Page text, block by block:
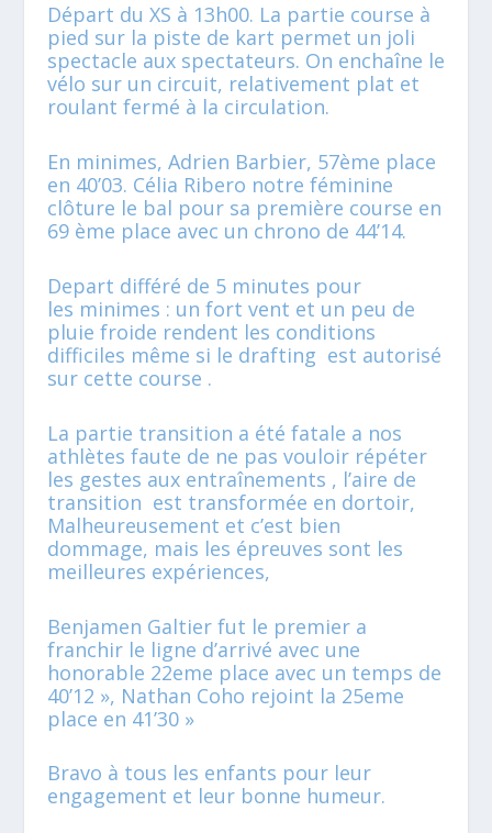
Départ du XS à 13h00. La partie course à
pied sur la piste de kart permet un joli
spectacle aux spectateurs. On enchaîne le
vélo sur un circuit, relativement plat et
roulant fermé à la circulation.
En minimes, Adrien Barbier, 57ème place
en 40’03. Célia Ribero notre féminine
clôture le bal pour sa première course en
69 ème place avec un chrono de 44’14.
Depart différé de 5 minutes pour
les minimes : un fort vent et un peu de
pluie froide rendent les conditions
difficiles même si le drafting est autorisé
sur cette course .
La partie transition a été fatale a nos
athlètes faute de ne pas vouloir répéter
les gestes aux entraînements , l’aire de
transition est transformée en dortoir,
Malheureusement et c’est bien
dommage, mais les épreuves sont les
meilleures expériences,
Benjamen Galtier fut le premier a
franchir le ligne d’arrivé avec une
honorable 22eme place avec un temps de
40’12 », Nathan Coho rejoint la 25eme
place en 41’30 »
Bravo à tous les enfants pour leur
engagement et leur bonne humeur.